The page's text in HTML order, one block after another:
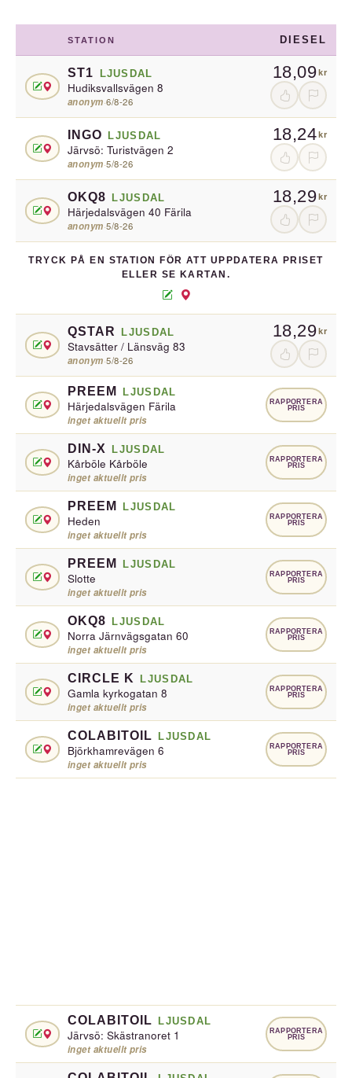
STATION DIESEL
ST1 LJUSDAL
Hudiksvallsvägen 8
anonym·6/8-26
18,09kr
INGO LJUSDAL
Järvsö: Turistvägen 2
anonym·5/8-26
18,24kr
OKQ8 LJUSDAL
Härjedalsvägen 40 Färila
anonym·5/8-26
18,29kr
TRYCK PÅ EN STATION FÖR ATT UPPDATERA PRISET
ELLER SE KARTAN.
QSTAR LJUSDAL
Stavsätter / Länsväg 83
anonym·5/8-26
18,29kr
PREEM LJUSDAL
Härjedalsvägen Färila
inget aktuellt pris
RAPPORTERA
PRIS
DIN-X LJUSDAL
Kårböle Kårböle
inget aktuellt pris
RAPPORTERA
PRIS
PREEM LJUSDAL
Heden
inget aktuellt pris
RAPPORTERA
PRIS
PREEM LJUSDAL
Slotte
inget aktuellt pris
RAPPORTERA
PRIS
OKQ8 LJUSDAL
Norra Järnvägsgatan 60
inget aktuellt pris
RAPPORTERA
PRIS
CIRCLE K LJUSDAL
Gamla kyrkogatan 8
inget aktuellt pris
RAPPORTERA
PRIS
COLABITOIL LJUSDAL
Björkhamrevägen 6
inget aktuellt pris
RAPPORTERA
PRIS
COLABITOIL LJUSDAL
Järvsö: Skästranoret 1
inget aktuellt pris
RAPPORTERA
PRIS